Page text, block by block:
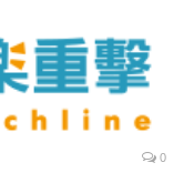
0